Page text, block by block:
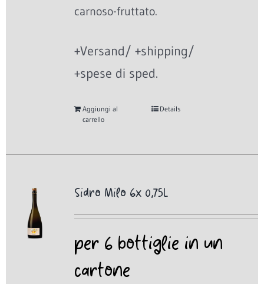
carnoso-fruttato.
+Versand/ +shipping/
+spese di sped.
Aggiungi al
carrello
Details
Sidro Milo 6x 0,75L
per 6 bottiglie in un
cartone